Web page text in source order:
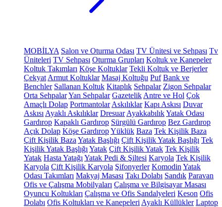
MOBİLYA Salon ve Oturma Odası TV Ünitesi ve Sehpası Tv
Üniteleri TV Sehpası Oturma Grupları Koltuk ve Kanepeler
Koltuk Takımları Köşe Koltuklar Tekli Koltuk ve Berjerler
Çekyat Armut Koltuklar Masaj Koltuğu Puf Bank ve
Benchler Sallanan Koltuk Kitaplık Sehpalar Zigon Sehpalar
Orta SehpalarYan Sehpalar Gazetelik Antre ve Hol Çok
Amaçlı Dolap Portmantolar Askılıklar Kapı Askısı Duvar
Askısı Ayaklı Askılıklar Dresuar AyakkabılıkYatak Odası
Gardırop Kapaklı Gardırop Sürgülü Gardırop Bez Gardırop
Açık Dolap Köşe GardıropYüklük Baza Tek Kişilik Baza
Çift Kişilik Baza Yatak Başlığı Çift Kişilik Yatak Başlığı Tek
Kişilik Yatak Başlığı Yatak Çift Kişilik Yatak Tek Kişilik
Yatak Hasta Yatağı Yatak Pedi & Şiltesi Karyola Tek Kişilik
Karyola Çift Kişilik Karyola Şifonyerler Komodin Yatak
Odası Takımları Makyaj Masası Takı Dolabı Sandık Paravan
Ofis ve Çalışma Mobilyaları Çalışma ve Bilgisayar Masası
Oyuncu Koltukları Çalışma ve Ofis Sandalyeleri Keson Ofis
Dolabı Ofis Koltukları ve Kanepeleri Ayaklı Küllükler Laptop